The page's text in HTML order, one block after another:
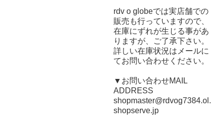
rdv o globeでは実店舗での
販売も行っていますので、
在庫にずれが生じる事があ
りますが、ご了承下さい。
詳しい在庫状況はメールに
てお問い合わせください。
▼お問い合わせMAIL
ADDRESS
shopmaster@rdvog7384.ol.
shopserve.jp